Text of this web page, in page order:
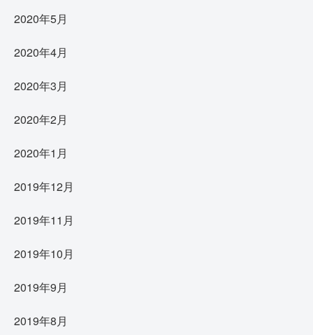
2020年5月
2020年4月
2020年3月
2020年2月
2020年1月
2019年12月
2019年11月
2019年10月
2019年9月
2019年8月